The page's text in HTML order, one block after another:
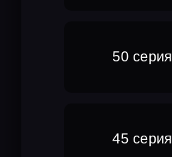
50 серия
45 серия